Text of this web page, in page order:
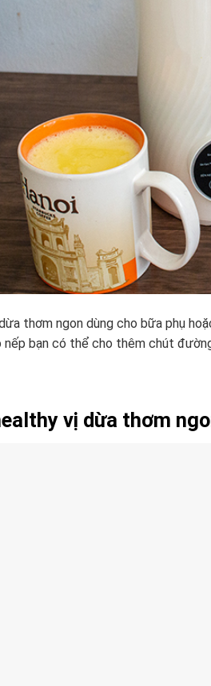
thơm ngon dùng cho bữa phụ
nếp bạn có thể cho thêm chút
vị dừa thơm